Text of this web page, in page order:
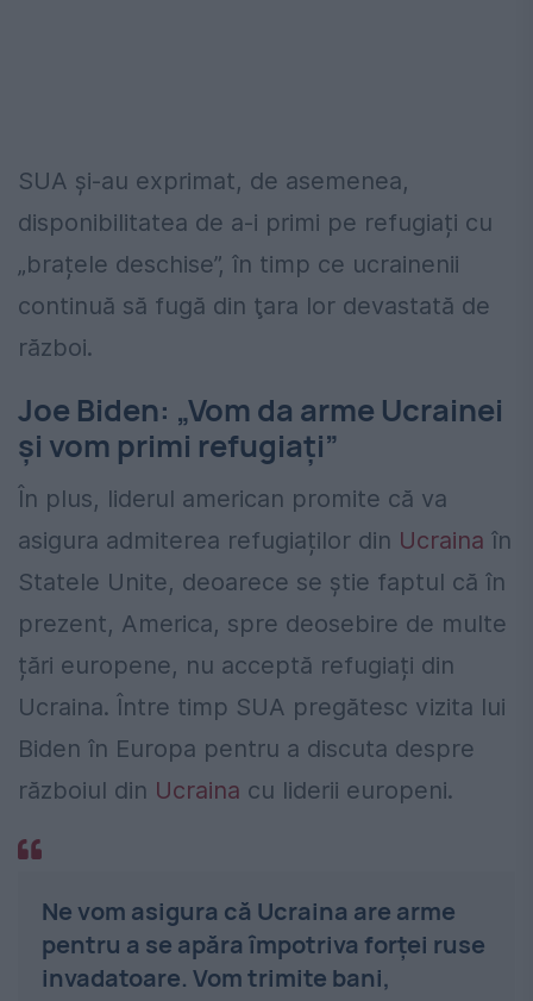
SUA și-au exprimat, de asemenea,
disponibilitatea de a-i primi pe refugiați cu
„brațele deschise”, în timp ce ucrainenii
continuă să fugă din ţara lor devastată de
război.
Joe Biden: „Vom da arme Ucrainei
și vom primi refugiați”
În plus, liderul american promite că va
asigura admiterea refugiaților din Ucraina în
Statele Unite, deoarece se știe faptul că în
prezent, America, spre deosebire de multe
țări europene, nu acceptă refugiați din
Ucraina. Între timp SUA pregătesc vizita lui
Biden în Europa pentru a discuta despre
războiul din Ucraina cu liderii europeni.
Ne vom asigura că Ucraina are arme
pentru a se apăra împotriva forței ruse
invadatoare. Vom trimite bani,